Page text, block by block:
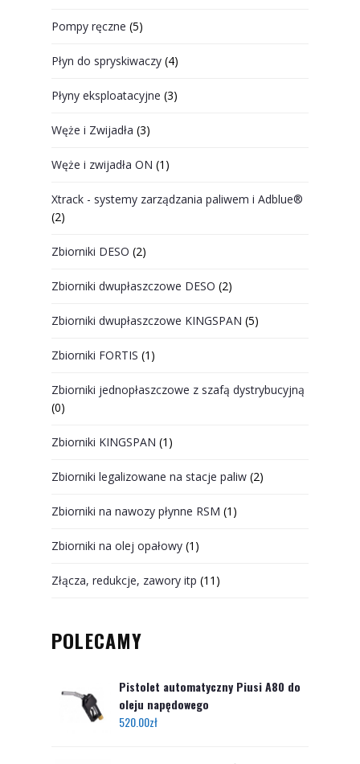
Pompy ręczne (5)
Płyn do spryskiwaczy (4)
Płyny eksploatacyjne (3)
Węże i Zwijadła (3)
Węże i zwijadła ON (1)
Xtrack - systemy zarządzania paliwem i Adblue®
(2)
Zbiorniki DESO (2)
Zbiorniki dwupłaszczowe DESO (2)
Zbiorniki dwupłaszczowe KINGSPAN (5)
Zbiorniki FORTIS (1)
Zbiorniki jednopłaszczowe z szafą dystrybucyjną
(0)
Zbiorniki KINGSPAN (1)
Zbiorniki legalizowane na stacje paliw (2)
Zbiorniki na nawozy płynne RSM (1)
Zbiorniki na olej opałowy (1)
Złącza, redukcje, zawory itp (11)
POLECAMY
Pistolet automatyczny Piusi A80 do
oleju napędowego
520.00zł